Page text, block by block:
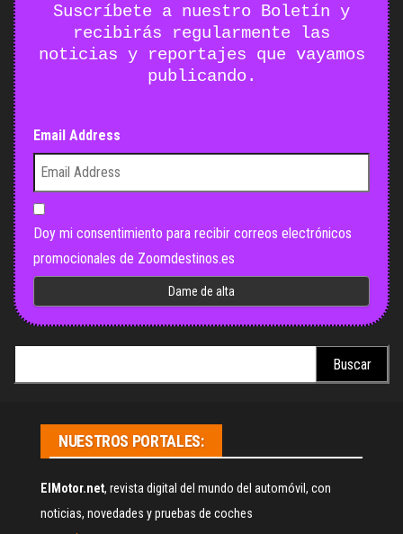
Suscríbete a nuestro Boletín y
recibirás regularmente las
noticias y reportajes que vayamos
publicando.
Email Address
Doy mi consentimiento para recibir correos electrónicos
promocionales de Zoomdestinos.es
NUESTROS PORTALES:
ElMotor.net, revista digital del mundo del automóvil, con
noticias, novedades y pruebas de coches